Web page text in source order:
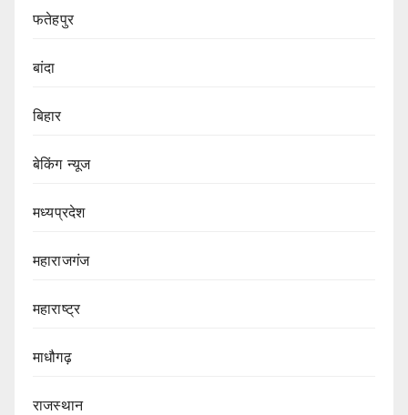
फतेहपुर
बांदा
बिहार
बेकिंग न्यूज
मध्यप्रदेश
महाराजगंज
महाराष्ट्र
माधौगढ़
राजस्थान